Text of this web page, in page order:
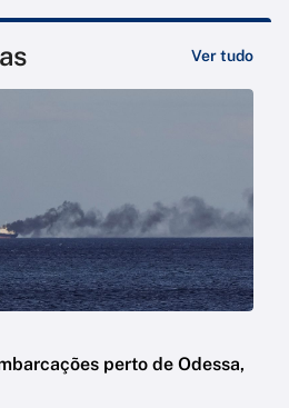
Ver tudo
perto de Odessa,